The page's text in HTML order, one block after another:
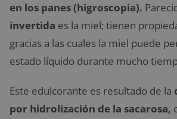
en los panes (higroscopia).
invertida es la miel; tienen
gracias a las cuales la miel puede
estado líquido durante mucho
Este edulcorante es resultado de la
por hidrolización de la sacarosa,